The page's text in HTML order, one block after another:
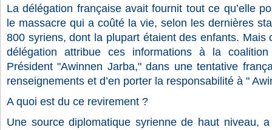
La délégation française avait fournit tout ce qu’elle
le massacre qui a coûté la vie, selon les dernières
800 syriens, dont la plupart étaient des enfants. Mais
délégation attribue ces informations à la
Président "Awinnen Jarba," dans une tentative
renseignements et d’en porter la responsabilité à "
A quoi est du ce revirement ?
Une source diplomatique syrienne de haut niveau,